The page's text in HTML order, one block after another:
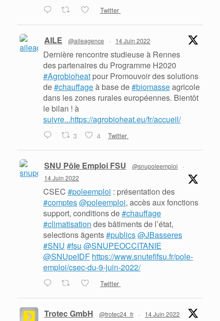
Twitter
AILE @aileagence · 14 Juin 2022
Dernière rencontre studieuse à Rennes
des partenaires du Programme H2020
#Agrobioheat pour Promouvoir des solutions
de#chauffageà base de#biomasseagricole
dans les zones rurales européennes. Bientôt
le bilan ! à
suivre...https://agrobioheat.eu/fr/accueil/
3 4 Twitter
SNU Pôle Emploi FSU @snupoleemploi
·
14 Juin 2022
CSEC #poleemploi : présentation des
#comptes@poleemploi, accès aux fonctions
support, conditions de#chauffage
#climatisation des bâtiments de l’état,
selections ãgents#publics@JBasseres
#SNU #fsu @SNUPEOCCITANIE
@SNUpeIDF https://www.snutefifsu.fr/pole-
emploi/csec-du-9-juin-2022/
Twitter
Trotec GmbH @trotec24_fr · 14 Juin 2022